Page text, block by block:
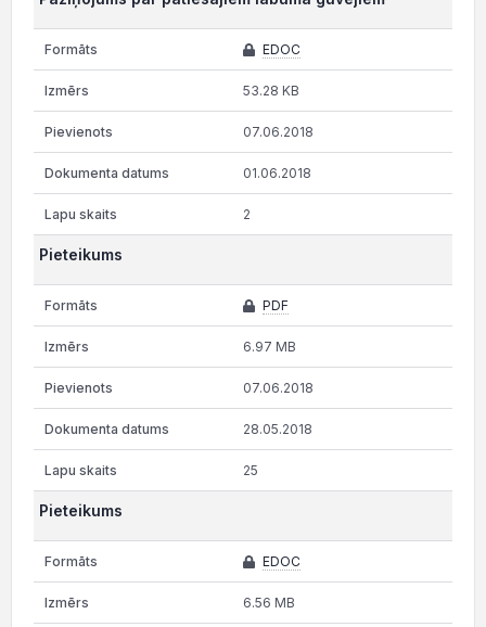
EDOC
53.28 KB
07.06.2018
01.06.2018
2
Pieteikums
PDF
6.97 MB
07.06.2018
28.05.2018
25
Pieteikums
EDOC
6.56 MB